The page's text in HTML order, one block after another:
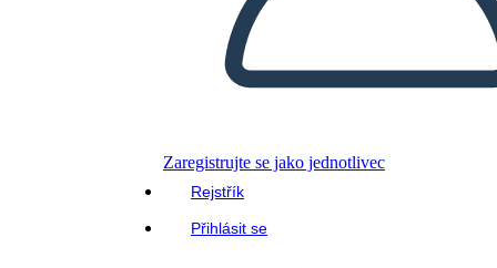
Zaregistrujte se jako jednotlivec
Rejstřík
Přihlásit se